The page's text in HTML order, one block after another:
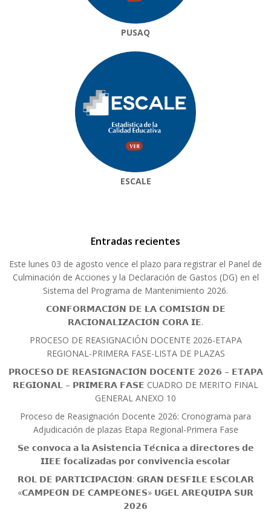
PUSAQ
ESCALE
Entradas recientes
Este lunes 03 de agosto vence el plazo para registrar el Panel de
Culminación de Acciones y la Declaración de Gastos (DG) en el
Sistema del Programa de Mantenimiento 2026.
𝗖𝗢𝗡𝗙𝗢𝗥𝗠𝗔𝗖𝗜𝗢́𝗡 𝗗𝗘 𝗟𝗔 𝗖𝗢𝗠𝗜𝗦𝗜𝗢́𝗡 𝗗𝗘
𝗥𝗔𝗖𝗜𝗢𝗡𝗔𝗟𝗜𝗭𝗔𝗖𝗜𝗢́𝗡 𝗖𝗢𝗥𝗔 𝗜𝗘.
PROCESO DE REASIGNACIÓN DOCENTE 2026-ETAPA
REGIONAL-PRIMERA FASE-LISTA DE PLAZAS
𝗣𝗥𝗢𝗖𝗘𝗦𝗢 𝗗𝗘 𝗥𝗘𝗔𝗦𝗜𝗚𝗡𝗔𝗖𝗜𝗢́𝗡 𝗗𝗢𝗖𝗘𝗡𝗧𝗘 𝟮𝟬𝟮𝟲 – 𝗘𝗧𝗔𝗣𝗔
𝗥𝗘𝗚𝗜𝗢𝗡𝗔𝗟 – 𝗣𝗥𝗜𝗠𝗘𝗥𝗔 𝗙𝗔𝗦𝗘 CUADRO DE MERITO FINAL
GENERAL ANEXO 10
Proceso de Reasignación Docente 2026: Cronograma para
Adjudicación de plazas Etapa Regional-Primera Fase
𝗦𝗲 𝗰𝗼𝗻𝘃𝗼𝗰𝗮 𝗮 𝗹𝗮 𝗔𝘀𝗶𝘀𝘁𝗲𝗻𝗰𝗶𝗮 𝗧𝗲́𝗰𝗻𝗶𝗰𝗮 𝗮 𝗱𝗶𝗿𝗲𝗰𝘁𝗼𝗿𝗲𝘀 𝗱𝗲
𝗜𝗜𝗘𝗘 𝗳𝗼𝗰𝗮𝗹𝗶𝘇𝗮𝗱𝗮𝘀 𝗽𝗼𝗿 𝗰𝗼𝗻𝘃𝗶𝘃𝗲𝗻𝗰𝗶𝗮 𝗲𝘀𝗰𝗼𝗹𝗮𝗿
𝗥𝗢𝗟 𝗗𝗘 𝗣𝗔𝗥𝗧𝗜𝗖𝗜𝗣𝗔𝗖𝗜𝗢́𝗡: 𝗚𝗥𝗔𝗡 𝗗𝗘𝗦𝗙𝗜𝗟𝗘 𝗘𝗦𝗖𝗢𝗟𝗔𝗥
«𝗖𝗔𝗠𝗣𝗘𝗢́𝗡 𝗗𝗘 𝗖𝗔𝗠𝗣𝗘𝗢𝗡𝗘𝗦» 𝗨𝗚𝗘𝗟 𝗔𝗥𝗘𝗤𝗨𝗜𝗣𝗔 𝗦𝗨𝗥
𝟮𝟬𝟮𝟲